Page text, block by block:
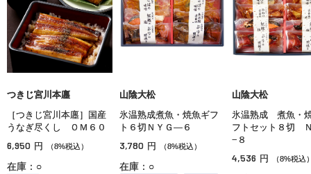
つきじ宮川本廛
［つきじ宮川本廛］国産
うなぎ尽くし ＯＭ６０
6,950 円 （8%税込）
在庫：○
山陰大松
氷温熟成煮魚・焼魚ギフ
ト６切ＮＹＧ—６
3,780 円 （8%税込）
在庫：○
山陰大松
氷温熟成 煮魚・
フトセット８切
−８
4,536 円 （8%税込